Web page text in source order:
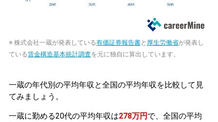
※ 株式会社一蔵が発表している有価証券報告書と 厚生労働省が発表し
ている賃金構造基本統計調査を元に独自に算出しています。
一蔵の年代別の平均年収と全国の平均年収を比較して見
てみましょう。
一蔵に勤める20代の平均年収は278万円 で、全国の平均